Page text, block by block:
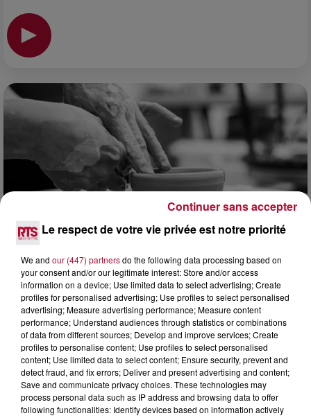
8 août 2026
OCCITANIE : CET ÉTÉ, LA CRÉATION S'EXPOSE
DANS LES ATELIERS D'ARTISANS
Marre des plages bondées et des visites au pas de charge
? La Chambre de Métiers et de l’Artisanat Occitanie
propose une alternative bien plus vivante :...
Le respect de votre vie privée est notre priorité
We and our (447) partnersdo the following data processing based on
your consent and/or our legitimate interest: Store and/or access
information on a device; Use limited data to select advertising; Create
profiles for personalised advertising; Use profiles to select personalised
advertising; Measure advertising performance; Measure content
performance; Understand audiences through statistics or combinations
of data from different sources; Develop and improve services; Create
profiles to personalise content; Use profiles to select personalised
content; Use limited data to select content; Ensure security, prevent and
detect fraud, and fix errors; Deliver and present advertising and content;
Save and communicate privacy choices. These technologies may
process personal data such as IP address and browsing data to offer
following functionalities: Identify devices based on information actively
Continuer sans accepter